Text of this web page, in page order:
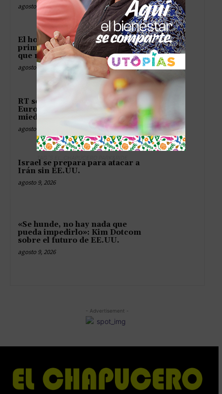
agosto 9, 2026
El hospital ABC, los viajes en
primera y la tormenta digital
que nadie pidió
agosto 9, 2026
RT se queda sin micrófono en
Europa y hasta el eco tiene
miedo de hablar
agosto 9, 2026
Israel se prepara para atacar a
Irán sin EE.UU.
agosto 9, 2026
«Se hunde, no hay nada que
pueda impedirlo»: Kim Dotcom
sobre el futuro de EE.UU.
agosto 9, 2026
- Advertisement -